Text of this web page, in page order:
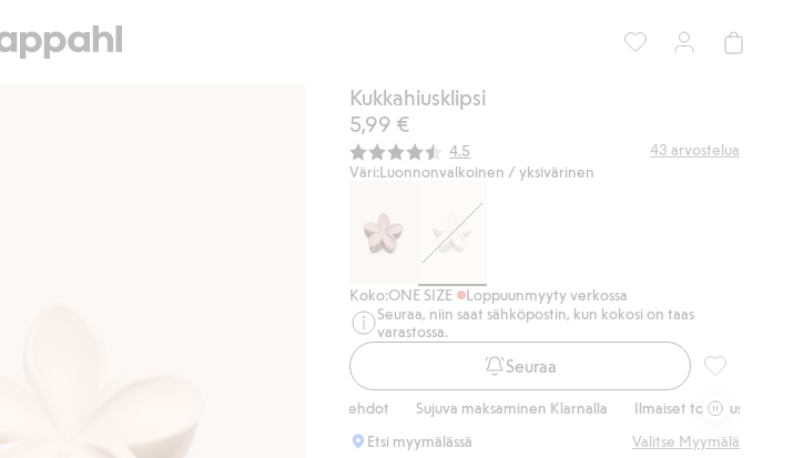
Kukkahiusklipsi
5,99 €
Keskimääräinen luokitus:
4.5 43 arvostelua
Väri:Luonnonvalkoinen / yksivärinen
Koko:ONE SIZE
Loppuunmyyty verkossa
Seuraa, niin saat sähköpostin, kun kokosi on taas
varastossa.
Seuraa
Ilmaiset toimitusvaihtoehdot Sujuva maksaminen Klarnalla
Ilmaiset toimitusvaihtoehdot
Etsi myymälässä
Valitse Myymälä